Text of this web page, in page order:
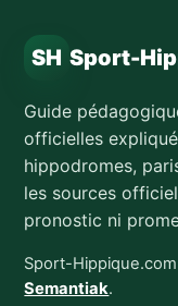
SH Sport-
Guide
officielles
hippodromes,
les sources
pronostic ni
Sport-
Semantiak.